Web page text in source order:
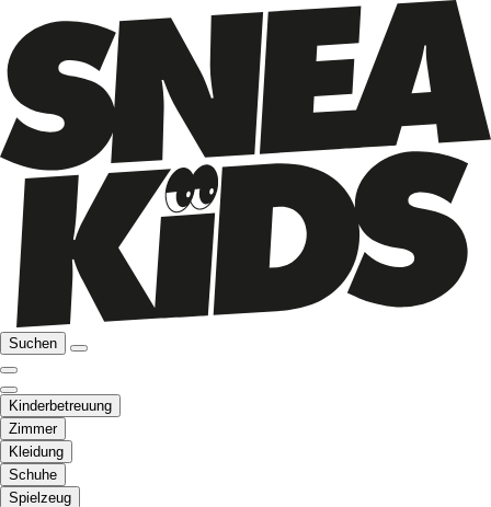
Suchen
Kinderbetreuung
Zimmer
Kleidung
Schuhe
Spielzeug